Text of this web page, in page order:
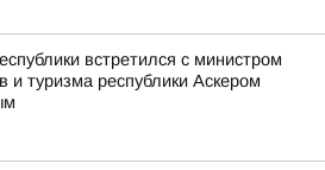
встретился с министром
и туризма республики Аскером